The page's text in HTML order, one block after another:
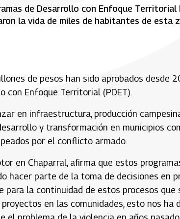
de Desarrollo con Enfoque
la vida de miles de habitantes de esta
de pesos han sido aprobados desde
con Enfoque Territorial (PDET).
en infraestructura, producción
y transformación en municipios
por el conflicto armado.
en Chaparral, afirma que estos
hacer parte de la toma de decisiones en
la continuidad de estos procesos que
en las comunidades, esto nos ha